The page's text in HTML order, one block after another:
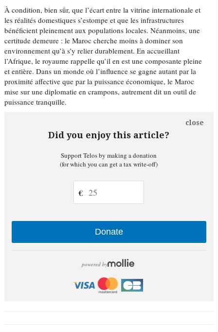
À condition, bien sûr, que l’écart entre la vitrine internationale et
les réalités domestiques s’estompe et que les infrastructures
bénéficient pleinement aux populations locales. Néanmoins, une
certitude demeure : le Maroc cherche moins à dominer son
environnement qu’à s’y relier durablement. En accueillant
l’Afrique, le royaume rappelle qu’il en est une composante pleine
et entière. Dans un monde où l’influence se gagne autant par la
proximité affective que par la puissance économique, le Maroc
mise sur une diplomatie en crampons, autrement dit un outil de
puissance tranquille.
Did you enjoy this article?
close
Support Telos by making a donation
(for which you can get a tax write-off)
€
Donate
powered by